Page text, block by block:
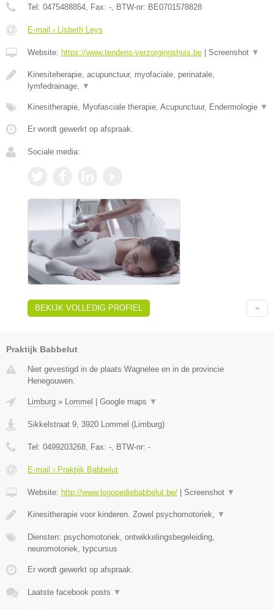
Tel: 0475488854, Fax: -, BTW-nr: BE0701578828
E-mail › Lisbeth Leys
Website: https://www.tendens-verzorgingshuis.be Screenshot ▼
Kinesiteherapie, acupunctuur, myofaciale, perinatale,
lymfedrainage, ▼
Kinesitherapie, Myofasciale therapie, Acupunctuur, Endermologie ▼
Er wordt gewerkt op afspraak.
Sociale media:
BEKIJK VOLLEDIG PROFIEL
Praktijk Babbelut
Niet gevestigd in de plaats Wagnelee en in de provincie
Henegouwen.
Limburg » Lommel Google maps ▼
Sikkelstraat 9 3920 Lommel ( Limburg)
Tel: 0499203268 , Fax: - , BTW-nr: -
E-mail › Praktijk Babbelut
Website: http://www.logopediebabbelut.be/ Screenshot ▼
Kinesitherapie voor kinderen. Zowel psychomotoriek, ▼
Diensten: psychomotoriek, ontwikkelingsbegeleiding,
neuromotoriek, typcursus
Er wordt gewerkt op afspraak.
Laatste facebook posts ▼